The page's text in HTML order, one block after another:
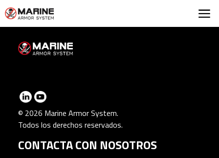
Marine Armor
© 2026 Marine Armor System.
Todos los derechos reservados.
CONTACTA CON NOSOTROS